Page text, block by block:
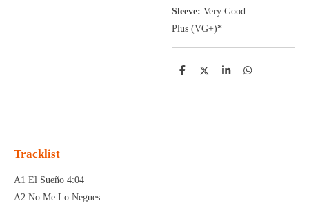
Sleeve: Very Good
Plus (VG+)*
D
D
S
D
Tracklist
A1 El Sueño 4:04
A2 No Me Lo Negues